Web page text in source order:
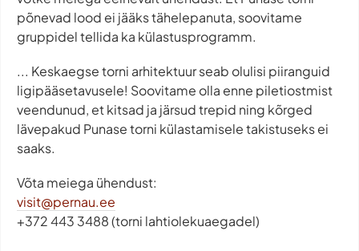
põnevad lood ei jääks tähelepanuta, soovitame
gruppidel tellida ka külastusprogramm.
... Keskaegse torni arhitektuur seab olulisi piiranguid
ligipääsetavusele! Soovitame olla enne piletiostmist
veendunud, et kitsad ja järsud trepid ning kõrged
lävepakud Punase torni külastamisele takistuseks ei
saaks.
Võta meiega ühendust:
visit@pernau.ee
+372 443 3488 (torni lahtiolekuaegadel)